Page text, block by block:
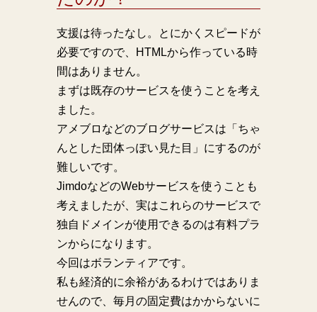
支援は待ったなし。とにかくスピードが
必要ですので、HTMLから作っている時
間はありません。
まずは既存のサービスを使うことを考え
ました。
アメブロなどのブログサービスは「ちゃ
んとした団体っぽい見た目」にするのが
難しいです。
JimdoなどのWebサービスを使うことも
考えましたが、実はこれらのサービスで
独自ドメインが使用できるのは有料プラ
ンからになります。
今回はボランティアです。
私も経済的に余裕があるわけではありま
せんので、毎月の固定費はかからないに